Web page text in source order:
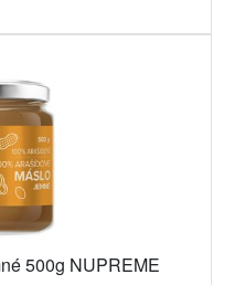
500g NUPREME